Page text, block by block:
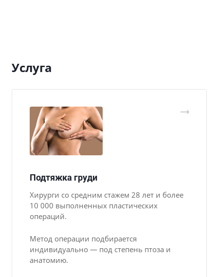
Услуга
Подтяжка груди
Хирурги со средним стажем 28 лет и более
10 000 выполненных пластических
операций.
Метод операции подбирается
индивидуально — под степень птоза и
анатомию.